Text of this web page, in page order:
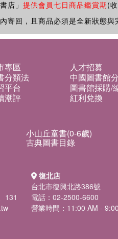
店」 提供會員七日商品鑑賞期(
寄回，且商品必須是全新狀態
專區 人才招募
分類法 中國圖書館
平台 圖書館採購/
潮評 紅利兌換
小山丘童書(0-6歲)
古典圖書目錄
131
復北店
台北市復興北路386號
電話：02-2500-6600
營業時間：11:00 AM -